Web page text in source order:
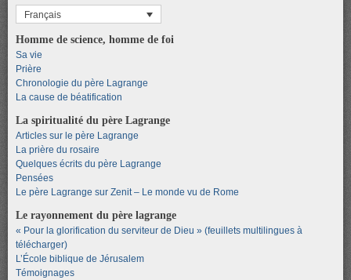
Français
Homme de science, homme de foi
Sa vie
Prière
Chronologie du père Lagrange
La cause de béatification
La spiritualité du père Lagrange
Articles sur le père Lagrange
La prière du rosaire
Quelques écrits du père Lagrange
Pensées
Le père Lagrange sur Zenit – Le monde vu de Rome
Le rayonnement du père lagrange
« Pour la glorification du serviteur de Dieu » (feuillets multilingues à
télécharger)
L’École biblique de Jérusalem
Témoignages